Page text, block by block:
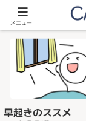
早起き
早起きのススメ
メニュー